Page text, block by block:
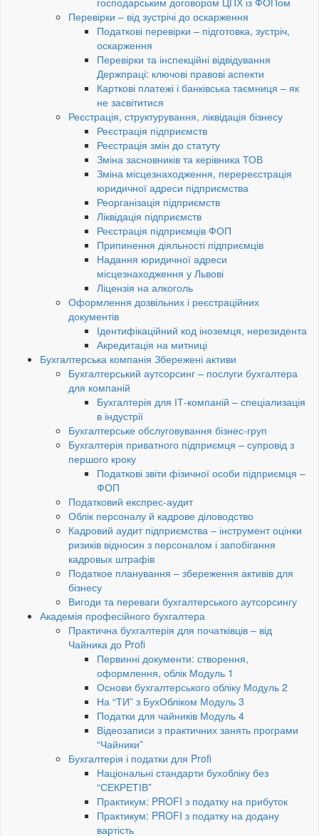
Перевірки – від зустрічі до оскарження
Податкові перевірки – підготовка, зустріч,
оскарження
Перевірки та інспекційні відвідування
Держпраці: ключові правові аспекти
Карткові платежі і банківська таємниця – як
не засвітитися
Реєстрація, структурування, ліквідація бізнесу
Реєстрація підприємств
Реєстрація змін до статуту
Зміна засновників та керівника ТОВ
Зміна місцезнаходження, перереєстрація
юридичної адреси підприємства
Реорганізація підприємств
Ліквідація підприємств
Реєстрація підприємців ФОП
Припинення діяльності підприємців
Надання юридичної адреси
місцезнаходження у Львові
Ліцензія на алкоголь
Оформлення дозвільних і реєстраційних
документів
Ідентифікаційний код іноземця, нерезидента
Акредитація на митниці
Бухгалтерська компанія Збережені активи
Бухгалтерський аутсорсинг – послуги бухгалтера
для компаній
Бухгалтерія для ІТ-компаній – спеціализація
в індустрії
Бухгалтерське обслуговування бізнес-груп
Бухгалтерія приватного підприємця – супровід з
першого кроку
Податкові звіти фізичної особи підприємця –
ФОП
Податковий експрес-аудит
Облік персоналу й кадрове діловодство
Кадровий аудит підприємства – інструмент оцінки
ризиків відносин з персоналом і запобігання
кадровых штрафів
Податкое планування – збереження активів для
бізнесу
Вигоди та переваги бухгалтерського аутсорсингу
Академія професійного бухгалтера
Практична бухгалтерія для початківців – від
Чайника до Profi
Первинні документи: створення,
оформлення, облік Модуль 1
Основи бухгалтерського обліку Модуль 2
На “ТИ” з БухОбліком Модуль 3
Податки для чайників Модуль 4
Відеозаписи з практичних занять програми
“Чайники”
Бухгалтерія і податки для Profi
Національні стандарти бухобліку без
“СЕКРЕТІВ”
Практикум: PROFI з податку на прибуток
Практикум: PROFI з податку на додану
вартість